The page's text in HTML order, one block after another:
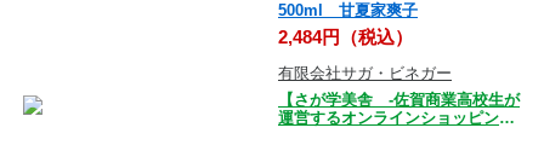
500ml 甘夏家爽子
2,484円（税込）
有限会社サガ・ビネガー
【さが学美舎 -佐賀商業高校生が
運営するオンラインショッピング